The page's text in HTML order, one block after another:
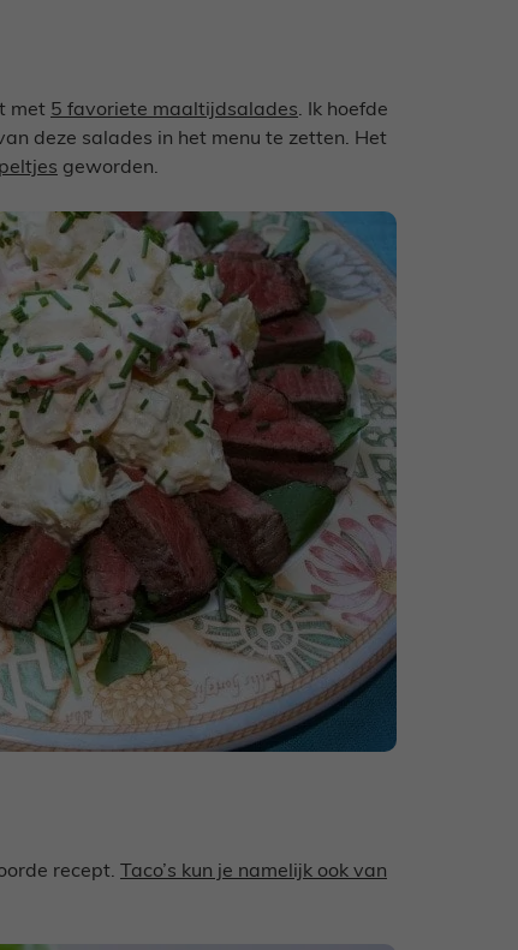
met 5 favoriete maaltijdsalades. Ik hoefde
deze salades in het menu te zetten. Het
geworden.
recept.
Taco’s kun je namelijk ook van